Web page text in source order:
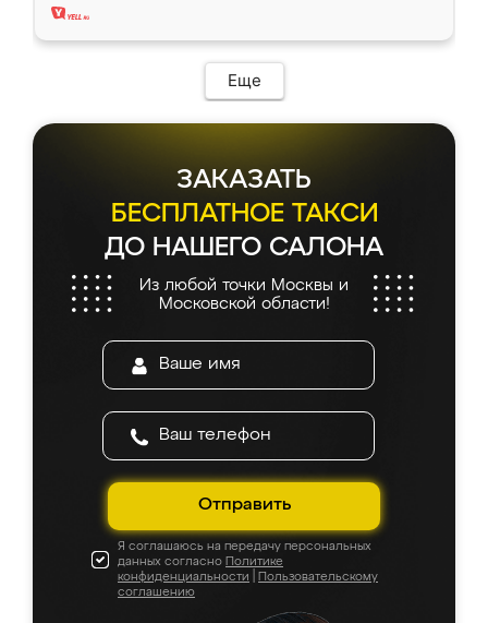
Еще
ЗАКАЗАТЬ
БЕСПЛАТНОЕ ТАКСИ
ДО НАШЕГО САЛОНА
Из любой точки Москвы и
Московской области!
Отправить
Я соглашаюсь на передачу персональных
данных согласно Политике
конфиденциальности
Пользовательскому
соглашению